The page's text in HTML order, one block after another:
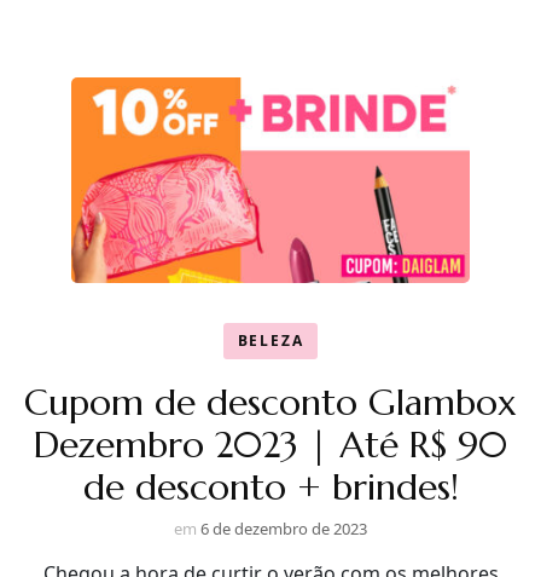
BELEZA
Cupom de desconto Glambox
Dezembro 2023 | Até R$ 90
de desconto + brindes!
em 6 de dezembro de 2023